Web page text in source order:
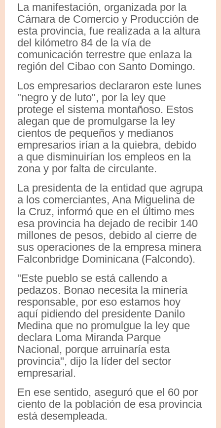
La manifestación, organizada por la
Cámara de Comercio y Producción de
esta provincia, fue realizada a la altura
del kilómetro 84 de la vía de
comunicación terrestre que enlaza la
región del Cibao con Santo Domingo.
Los empresarios declararon este lunes
"negro y de luto", por la ley que
protege el sistema montañoso. Estos
alegan que de promulgarse la ley
cientos de pequeños y medianos
empresarios irían a la quiebra, debido
a que disminuirían los empleos en la
zona y por falta de circulante.
La presidenta de la entidad que agrupa
a los comerciantes, Ana Miguelina de
la Cruz, informó que en el último mes
esa provincia ha dejado de recibir 140
millones de pesos, debido al cierre de
sus operaciones de la empresa minera
Falconbridge Dominicana (Falcondo).
"Este pueblo se está callendo a
pedazos. Bonao necesita la minería
responsable, por eso estamos hoy
aquí pidiendo del presidente Danilo
Medina que no promulgue la ley que
declara Loma Miranda Parque
Nacional, porque arruinaría esta
provincia", dijo la líder del sector
empresarial.
En ese sentido, aseguró que el 60 por
ciento de la población de esa provincia
está desempleada.